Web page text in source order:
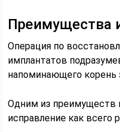
Преимущества
Операция по
имплантатов
напоминающего корень
Одним из преимуществ
исправление как всего